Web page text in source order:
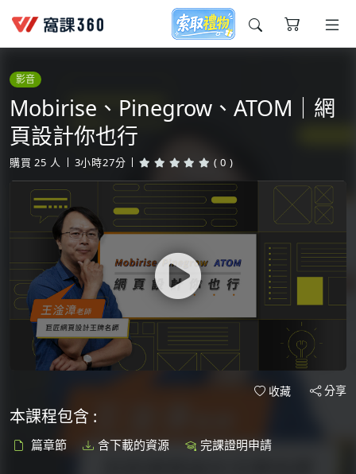
今天想要學什麼?
窩課推薦給您
影音
Mobirise、Pinegrow、ATOM｜網
頁設計你也行
購買 25 人 3小時27分 ( 0 )
收藏 分享
本課程包含 :
篇章節 含下載的資源 完課證明申請